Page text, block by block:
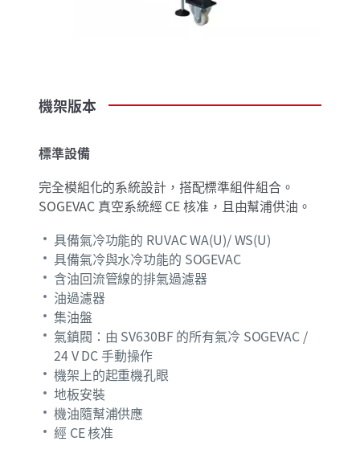
機架版本
標準設備
完全模組化的系統設計，搭配標準組件組合。
SOGEVAC 真空系統經 CE 核准，且由幫浦供油。
具備氣冷功能的 RUVAC WA(U)/ WS(U)
具備氣冷與水冷功能的 SOGEVAC
含油回流管線的排氣過濾器
油過濾器
集油盤
氣鎮閥：由 SV630BF 的所有氣冷 SOGEVAC /
24 V DC 手動操作
機架上的起重機孔眼
地板安裝
機油隨幫浦供應
經 CE 核准